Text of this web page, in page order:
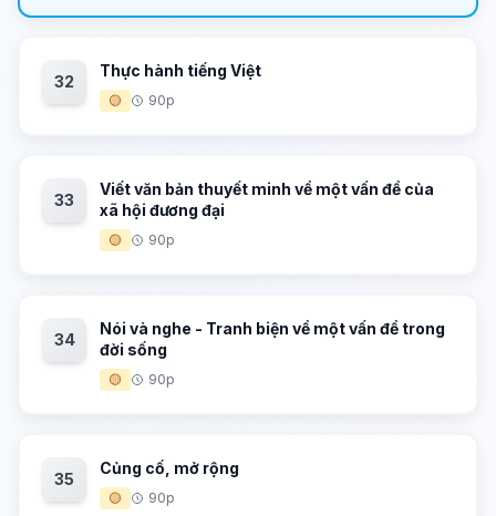
32
Thực hành tiếng Việt
🟡 90p
33
Viết văn bản thuyết minh về một vấn đề của
xã hội đương đại
🟡 90p
34
Nói và nghe - Tranh biện về một vấn đề trong
đời sống
🟡 90p
35
Củng cố, mở rộng
🟡 90p